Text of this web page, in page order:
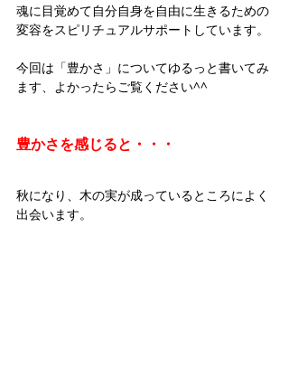
魂に目覚めて自分自身を自由に生きるための
変容をスピリチュアルサポートしています。
今回は「豊かさ」についてゆるっと書いてみ
ます、よかったらご覧ください^^
豊かさを感じると・・・
秋になり、木の実が成っているところによく
出会います。